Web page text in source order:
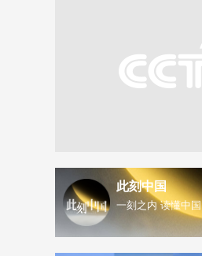
此刻中国
一刻之内 读懂中国